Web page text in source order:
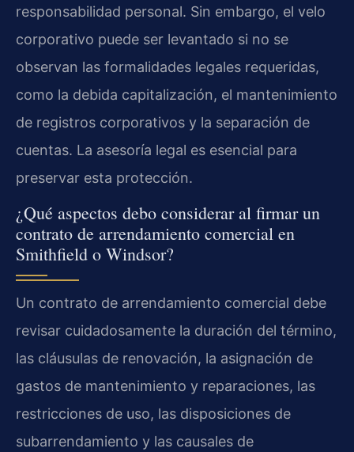
responsabilidad personal. Sin embargo, el velo
corporativo puede ser levantado si no se
observan las formalidades legales requeridas,
como la debida capitalización, el mantenimiento
de registros corporativos y la separación de
cuentas. La asesoría legal es esencial para
preservar esta protección.
¿Qué aspectos debo considerar al firmar un
contrato de arrendamiento comercial en
Smithfield o Windsor?
Un contrato de arrendamiento comercial debe
revisar cuidadosamente la duración del término,
las cláusulas de renovación, la asignación de
gastos de mantenimiento y reparaciones, las
restricciones de uso, las disposiciones de
subarrendamiento y las causales de